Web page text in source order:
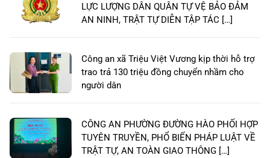
LỰC LƯỢNG DÂN QUÂN TỰ VỆ BẢO ĐẢM
AN NINH, TRẬT TỰ DIỄN TẬP TÁC […]
Công an xã Triệu Việt Vương kịp thời hỗ trợ
trao trả 130 triệu đồng chuyển nhầm cho
người dân
CÔNG AN PHƯỜNG ĐƯỜNG HÀO PHỐI HỢP
TUYÊN TRUYỀN, PHỔ BIẾN PHÁP LUẬT VỀ
TRẬT TỰ, AN TOÀN GIAO THÔNG […]